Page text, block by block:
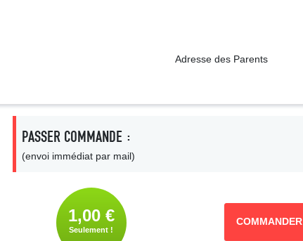
Adresse des Parents
PASSER COMMANDE :
(envoi immédiat par mail)
1,00 €
Seulement !
COMMANDER